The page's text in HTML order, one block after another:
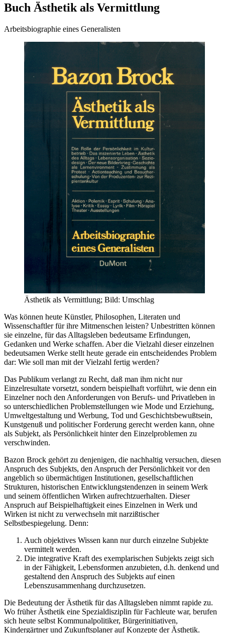
Buch Ästhetik als Vermittlung
Arbeitsbiographie eines Generalisten
Ästhetik als Vermittlung; Bild: Umschlag
Was können heute Künstler, Philosophen, Literaten und
Wissenschaftler für ihre Mitmenschen leisten? Unbestritten können
sie einzelne, für das Alltagsleben bedeutsame Erfindungen,
Gedanken und Werke schaffen. Aber die Vielzahl dieser einzelnen
bedeutsamen Werke stellt heute gerade ein entscheidendes Problem
dar: Wie soll man mit der Vielzahl fertig werden?
Das Publikum verlangt zu Recht, daß man ihm nicht nur
Einzelresultate vorsetzt, sondern beispielhaft vorführt, wie denn ein
Einzelner noch den Anforderungen von Berufs- und Privatleben in
so unterschiedlichen Problemstellungen wie Mode und Erziehung,
Umweltgestaltung und Werbung, Tod und Geschichtsbewußtsein,
Kunstgenuß und politischer Forderung gerecht werden kann, ohne
als Subjekt, als Persönlichkeit hinter den Einzelproblemen zu
verschwinden.
Bazon Brock gehört zu denjenigen, die nachhaltig versuchen, diesen
Anspruch des Subjekts, den Anspruch der Persönlichkeit vor den
angeblich so übermächtigen Institutionen, gesellschaftlichen
Strukturen, historischen Entwicklungstendenzen in seinem Werk
und seinem öffentlichen Wirken aufrechtzuerhalten. Dieser
Anspruch auf Beispielhaftigkeit eines Einzelnen in Werk und
Wirken ist nicht zu verwechseln mit narzißtischer
Selbstbespiegelung. Denn:
Auch objektives Wissen kann nur durch einzelne Subjekte
vermittelt werden.
Die integrative Kraft des exemplarischen Subjekts zeigt sich
in der Fähigkeit, Lebensformen anzubieten, d.h. denkend und
gestaltend den Anspruch des Subjekts auf einen
Lebenszusammenhang durchzusetzen.
Die Bedeutung der Ästhetik für das Alltagsleben nimmt rapide zu.
Wo früher Ästhetik eine Spezialdisziplin für Fachleute war, berufen
sich heute selbst Kommunalpolitiker, Bürgerinitiativen,
Kindergärtner und Zukunftsplaner auf Konzepte der Ästhetik.